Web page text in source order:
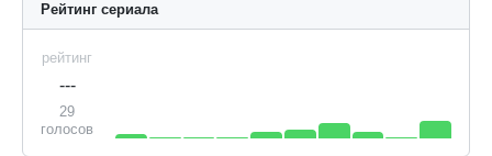
Рейтинг сериала
рейтинг
---
29
голосов